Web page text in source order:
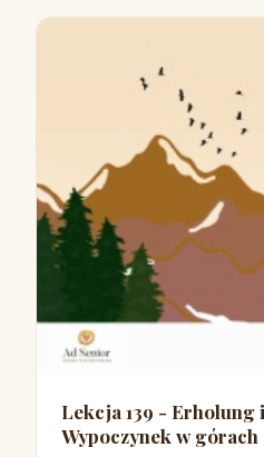
Lekcja 139 - Erholung
Wypoczynek w górach